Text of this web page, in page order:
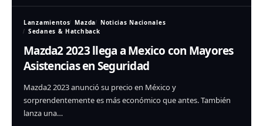
Lanzamientos Mazda
Noticias Nacionales
Sedanes & Hatchback
Mazda2 2023 llega a Mexico con Mayores
Asistencias en Seguridad
Mazda2 2023 anunció su precio en México y
sorprendentemente es más económico que antes. También
lanza una…